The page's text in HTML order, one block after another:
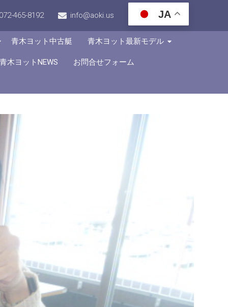
465-8192 info@aoki.us JA
青木ヨット中古艇 青木ヨット最新モデル
青木ヨットNEWS お問合せフォーム